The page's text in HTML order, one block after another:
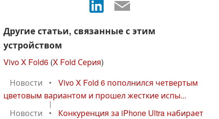
Другие статьи, связанные с этим
устройством
Vivo X Fold6 (X Fold Серия)
Новости
•
Vivo X Fold 6 пополнился четвертым
цветовым вариантом и прошел жесткие испы...
|
Новости
•
Конкуренция за iPhone Ultra набирает